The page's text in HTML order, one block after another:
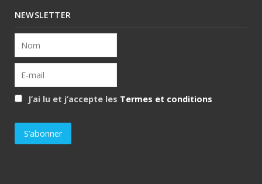
NEWSLETTER
J’ai lu et j’accepte les Termes et conditions